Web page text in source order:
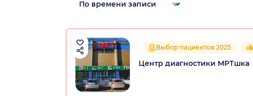
Выбор пациентов 2025
Центр диагностики МРТшка